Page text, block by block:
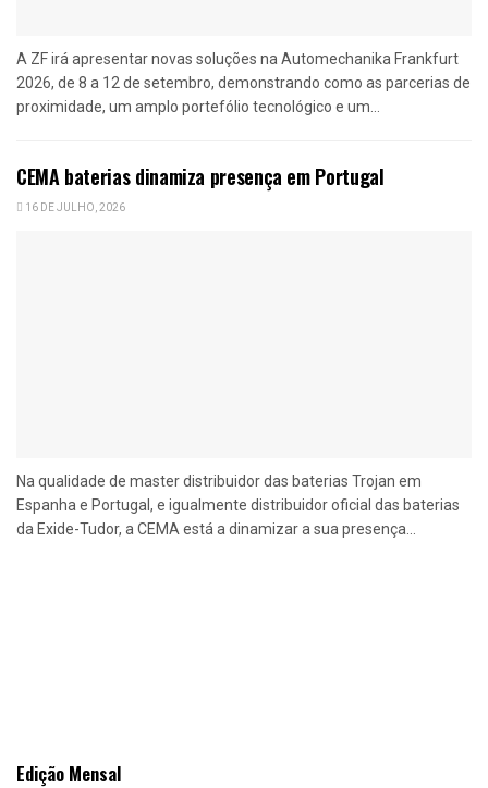
A ZF irá apresentar novas soluções na Automechanika Frankfurt
2026, de 8 a 12 de setembro, demonstrando como as parcerias de
proximidade, um amplo portefólio tecnológico e um...
CEMA baterias dinamiza presença em Portugal
16 DE JULHO, 2026
Na qualidade de master distribuidor das baterias Trojan em
Espanha e Portugal, e igualmente distribuidor oficial das baterias
da Exide-Tudor, a CEMA está a dinamizar a sua presença...
Edição Mensal